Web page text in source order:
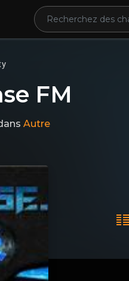
FM
Autre